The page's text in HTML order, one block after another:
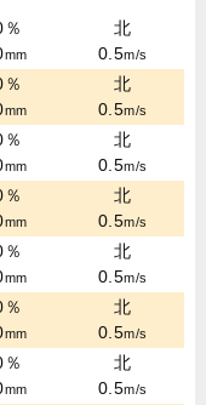
mm
北
0.5m/s
mm
北
0.5m/s
mm
北
0.5m/s
mm
北
0.5m/s
mm
北
0.5m/s
mm
北
0.5m/s
mm
北
0.5m/s